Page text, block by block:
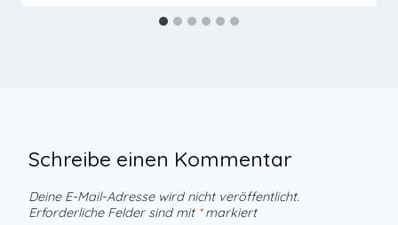
Schreibe einen Kommentar
Deine E-Mail-Adresse wird nicht veröffentlicht.
Erforderliche Felder sind mit *markiert